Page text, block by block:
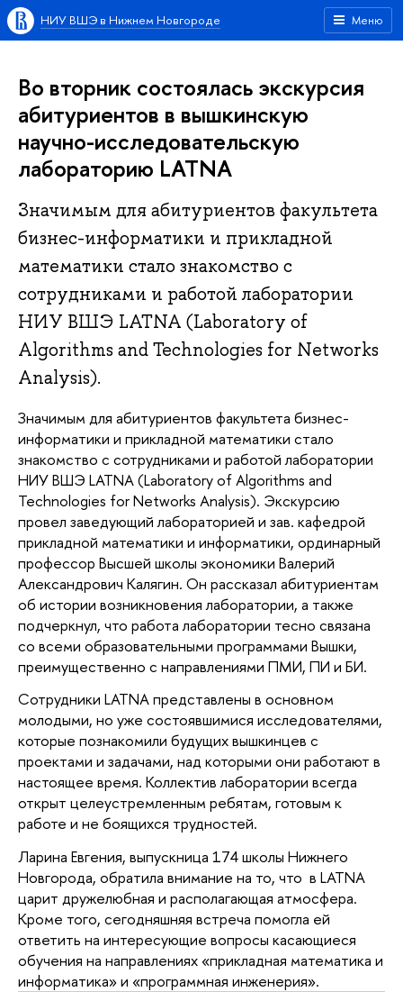
Меню
НИУ ВШЭ в Нижнем Новгороде
Во вторник состоялась экскурсия
абитуриентов в вышкинскую
научно-исследовательскую
лабораторию LATNA
Значимым для абитуриентов факультета
бизнес-информатики и прикладной
математики стало знакомство с
сотрудниками и работой лаборатории
НИУ ВШЭ LATNA (Laboratory of
Algorithms and Technologies for Networks
Analysis).
Значимым для абитуриентов факультета бизнес-
информатики и прикладной математики стало
знакомство с сотрудниками и работой лаборатории
НИУ ВШЭ LATNA (Laboratory of Algorithms and
Technologies for Networks Analysis). Экскурсию
провел заведующий лабораторией и зав. кафедрой
прикладной математики и информатики, ординарный
профессор Высшей школы экономики Валерий
Александрович Калягин. Он рассказал абитуриентам
об истории возникновения лаборатории, а также
подчеркнул, что работа лаборатории тесно связана
со всеми образовательными программами Вышки,
преимущественно с направлениями ПМИ, ПИ и БИ.
Сотрудники LATNA представлены в основном
молодыми, но уже состоявшимися исследователями,
которые познакомили будущих вышкинцев с
проектами и задачами, над которыми они работают в
настоящее время. Коллектив лаборатории всегда
открыт целеустремленным ребятам, готовым к
работе и не боящихся трудностей.
Ларина Евгения, выпускница 174 школы Нижнего
Новгорода, обратила внимание на то, что в LATNA
царит дружелюбная и располагающая атмосфера.
Кроме того, сегодняшняя встреча помогла ей
ответить на интересующие вопросы касающиеся
обучения на направлениях «прикладная математика и
информатика» и «программная инженерия».